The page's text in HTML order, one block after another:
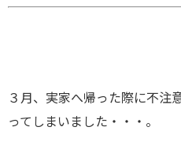
３月、実家へ帰った際に不注
ってしまいました・・・。